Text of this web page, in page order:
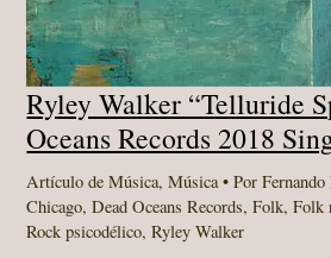
Ryley Walker “Telluride
Oceans Records 2018
Artículo de Música,Música• Por
Chicago,Dead Oceans Records,Folk,Folk
Rock psicodélico,Ryley Walker